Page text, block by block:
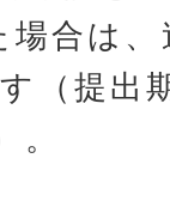
合は
（提出